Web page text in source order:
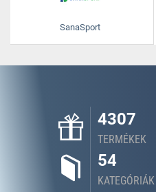
SanaSport
4307
TERMÉKEK
54
KATEGÓRIÁK